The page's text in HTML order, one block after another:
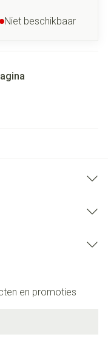
Niet beschikbaar
pagina
en promoties